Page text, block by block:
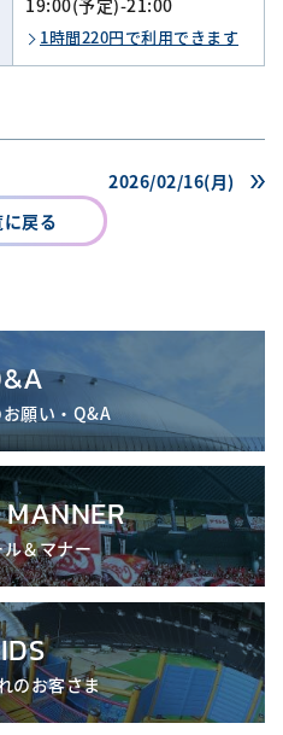
1時間220円で利用できます
戻る
2026/02/16(月)
願い・Q&A
＆マナー
のお客さま